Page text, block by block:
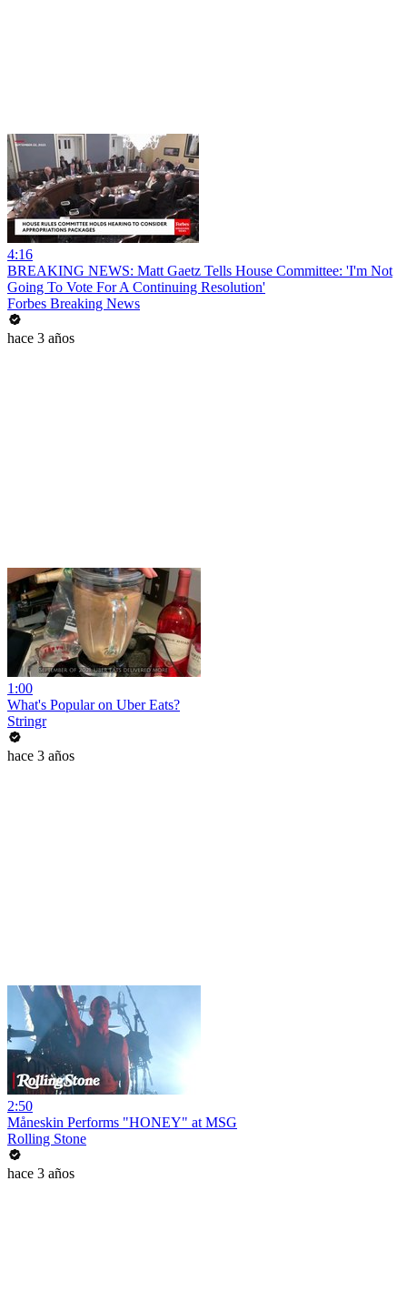
4:16
BREAKING NEWS: Matt Gaetz Tells House Committee: 'I'm Not
Going To Vote For A Continuing Resolution'
Forbes Breaking News
hace 3 años
1:00
What's Popular on Uber Eats?
Stringr
hace 3 años
2:50
Måneskin Performs "HONEY" at MSG
Rolling Stone
hace 3 años